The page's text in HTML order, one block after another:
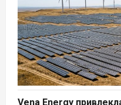
Vena Energy